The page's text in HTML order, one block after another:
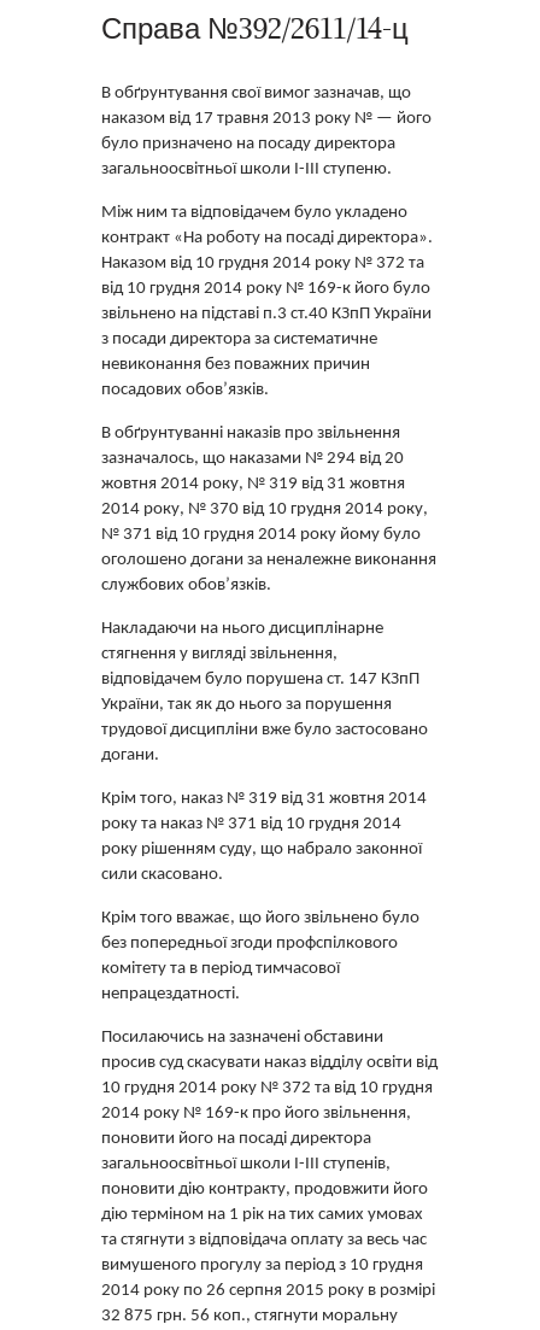
Справа №392/2611/14-ц
В обґрунтування свої вимог зазначав, що
наказом від 17 травня 2013 року № — його
було призначено на посаду директора
загальноосвітньої школи І-ІІІ ступеню.
Між ним та відповідачем було укладено
контракт «На роботу на посаді директора».
Наказом від 10 грудня 2014 року № 372 та
від 10 грудня 2014 року № 169-к його було
звільнено на підставі п.3 ст.40 КЗпП України
з посади директора за систематичне
невиконання без поважних причин
посадових обов’язків.
В обґрунтуванні наказів про звільнення
зазначалось, що наказами № 294 від 20
жовтня 2014 року, № 319 від 31 жовтня
2014 року, № 370 від 10 грудня 2014 року,
№ 371 від 10 грудня 2014 року йому було
оголошено догани за неналежне виконання
службових обов’язків.
Накладаючи на нього дисциплінарне
стягнення у вигляді звільнення,
відповідачем було порушена ст. 147 КЗпП
України, так як до нього за порушення
трудової дисципліни вже було застосовано
догани.
Крім того, наказ № 319 від 31 жовтня 2014
року та наказ № 371 від 10 грудня 2014
року рішенням суду, що набрало законної
сили скасовано.
Крім того вважає, що його звільнено було
без попередньої згоди профспілкового
комітету та в період тимчасової
непрацездатності.
Посилаючись на зазначені обставини
просив суд скасувати наказ відділу освіти від
10 грудня 2014 року № 372 та від 10 грудня
2014 року № 169-к про його звільнення,
поновити його на посаді директора
загальноосвітньої школи І-ІІІ ступенів,
поновити дію контракту, продовжити його
дію терміном на 1 рік на тих самих умовах
та стягнути з відповідача оплату за весь час
вимушеного прогулу за період з 10 грудня
2014 року по 26 серпня 2015 року в розмірі
32 875 грн. 56 коп., стягнути моральну